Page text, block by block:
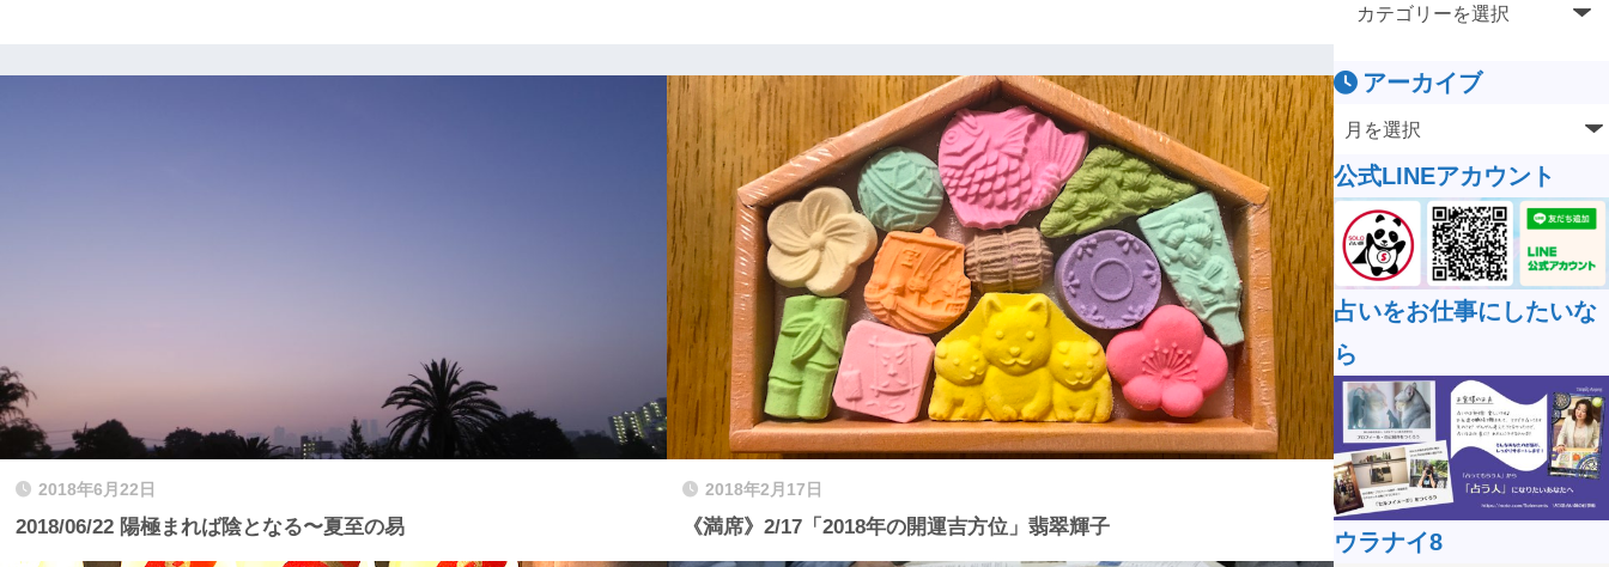
2018年6月22日
2018/06/22 陽極まれば陰となる〜夏至の易
2018年2月17日
《満席》2/17「2018年の開運吉方位」翡翠輝子
アーカイブ
公式LINEアカウント
占いをお仕事にしたいな
ら
ウラナイ8